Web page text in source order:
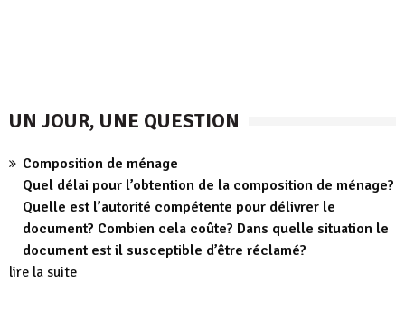
UN JOUR, UNE QUESTION
Composition de ménage
Quel délai pour l’obtention de la composition de ménage?
Quelle est l’autorité compétente pour délivrer le
document? Combien cela coûte? Dans quelle situation le
document est il susceptible d’être réclamé?
lire la suite